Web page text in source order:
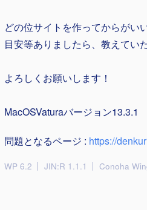
どの位サイトを作ってからがい
目安等ありましたら、教えてい
よろしくお願いします！
MacOSVaturaバージョン13.3.1
問題となるページ : https://
WP 6.2 JIN:R 1.1.1 Conoha